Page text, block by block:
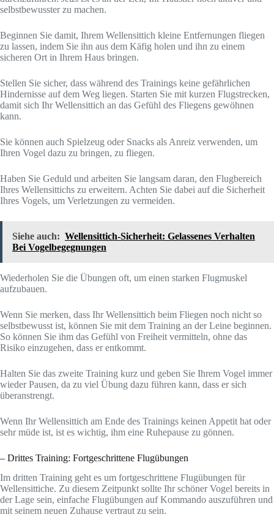
selbstbewusster zu machen.
Beginnen Sie damit, Ihrem Wellensittich kleine Entfernungen fliegen
zu lassen, indem Sie ihn aus dem Käfig holen und ihn zu einem
sicheren Ort in Ihrem Haus bringen.
Stellen Sie sicher, dass während des Trainings keine gefährlichen
Hindernisse auf dem Weg liegen. Starten Sie mit kurzen Flugstrecken,
damit sich Ihr Wellensittich an das Gefühl des Fliegens gewöhnen
kann.
Sie können auch Spielzeug oder Snacks als Anreiz verwenden, um
Ihren Vogel dazu zu bringen, zu fliegen.
Haben Sie Geduld und arbeiten Sie langsam daran, den Flugbereich
Ihres Wellensittichs zu erweitern. Achten Sie dabei auf die Sicherheit
Ihres Vogels, um Verletzungen zu vermeiden.
Siehe auch: Wellensittich-Sicherheit: Gelassenes Verhalten
Bei Vogelbegegnungen
Wiederholen Sie die Übungen oft, um einen starken Flugmuskel
aufzubauen.
Wenn Sie merken, dass Ihr Wellensittich beim Fliegen noch nicht so
selbstbewusst ist, können Sie mit dem Training an der Leine beginnen.
So können Sie ihm das Gefühl von Freiheit vermitteln, ohne das
Risiko einzugehen, dass er entkommt.
Halten Sie das zweite Training kurz und geben Sie Ihrem Vogel immer
wieder Pausen, da zu viel Übung dazu führen kann, dass er sich
überanstrengt.
Wenn Ihr Wellensittich am Ende des Trainings keinen Appetit hat oder
sehr müde ist, ist es wichtig, ihm eine Ruhepause zu gönnen.
– Drittes Training: Fortgeschrittene Flugübungen
Im dritten Training geht es um fortgeschrittene Flugübungen für
Wellensittiche. Zu diesem Zeitpunkt sollte Ihr schöner Vogel bereits in
der Lage sein, einfache Flugübungen auf Kommando auszuführen und
mit seinem neuen Zuhause vertraut zu sein.